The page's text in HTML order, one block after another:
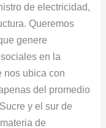
de electricidad,
Queremos
genere
en la
nos ubica con
del promedio
y el sur de
de